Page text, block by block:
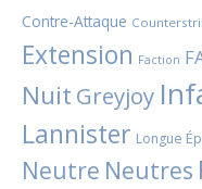
Contre-Attaque
Extension Faction
Nuit Greyjoy
Lannister Longue
Neutre Neutres